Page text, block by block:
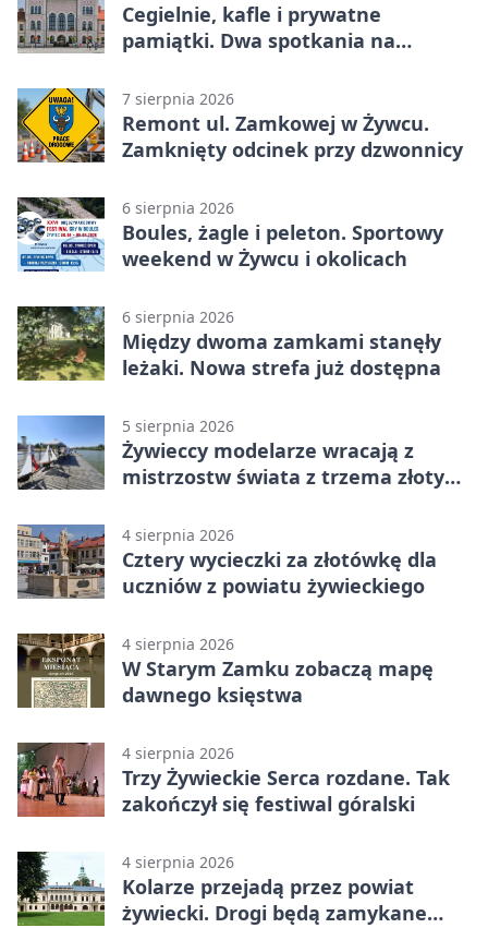
Cegielnie, kafle i prywatne
pamiątki. Dwa spotkania na
7 sierpnia 2026
Remont ul. Zamkowej w Żywcu.
Zamknięty odcinek przy dzwonnicy
6 sierpnia 2026
Boules, żagle i peleton. Sportowy
weekend w Żywcu i okolicach
6 sierpnia 2026
Między dwoma zamkami stanęły
leżaki. Nowa strefa już dostępna
5 sierpnia 2026
Żywieccy modelarze wracają z
mistrzostw świata z trzema złotymi
4 sierpnia 2026
Cztery wycieczki za złotówkę dla
uczniów z powiatu żywieckiego
4 sierpnia 2026
W Starym Zamku zobaczą mapę
dawnego księstwa
4 sierpnia 2026
Trzy Żywieckie Serca rozdane. Tak
zakończył się festiwal góralski
4 sierpnia 2026
Kolarze przejadą przez powiat
żywiecki. Drogi będą zamykane